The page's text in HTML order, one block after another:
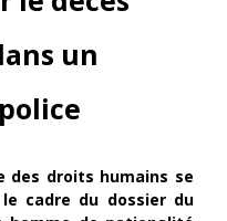
un
des droits humains se
cadre du dossier du